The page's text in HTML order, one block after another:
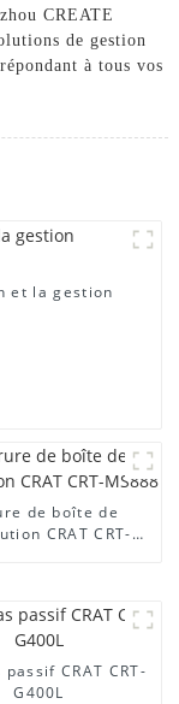
CREATE
de gestion
à tous vos
et la gestion
de boîte de
CRAT CRT-
CRAT CRT-
G400L